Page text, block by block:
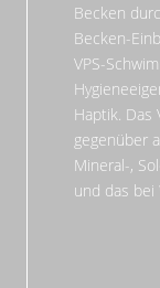
Becken
Becken-
VPS-
Haptik. Das
gegenüber
Mineral-,
und das bei